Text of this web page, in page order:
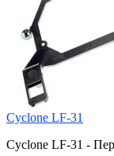
Cyclone LF-31
Cyclone LF-31 -